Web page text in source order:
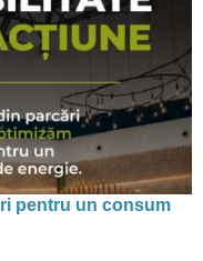
pentru un consum